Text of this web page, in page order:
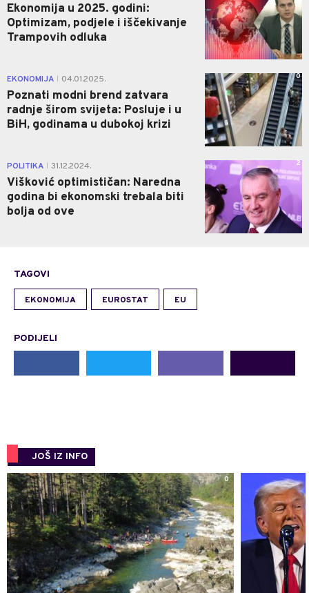
Ekonomija u 2025. godini:
Optimizam, podjele i iščekivanje
Trampovih odluka
EKONOMIJA 04.01.2025.
Poznati modni brend zatvara
radnje širom svijeta: Posluje i u
BiH, godinama u dubokoj krizi
0
POLITIKA 31.12.2024.
Višković optimističan: Naredna
godina bi ekonomski trebala biti
bolja od ove
2
TAGOVI
EKONOMIJA EUROSTAT EU
PODIJELI
JOŠ IZ INFO
0